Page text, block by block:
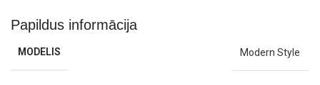
Papildus informācija
MODELIS Modern Style